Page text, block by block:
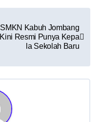
SMKN Kabuh Jombang
Kini Resmi Punya Kepa
la Sekolah Baru